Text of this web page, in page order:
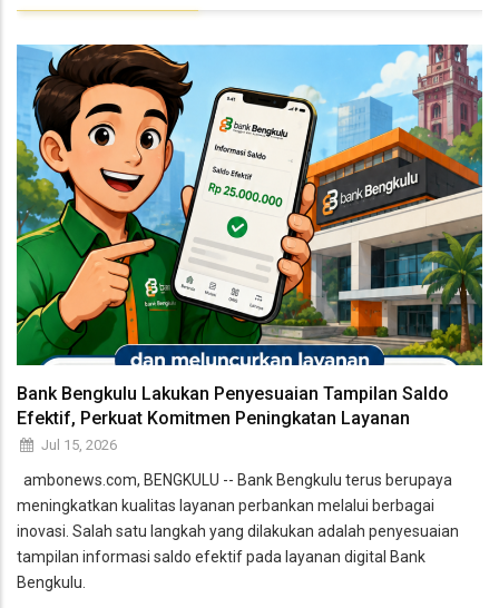
Bank Bengkulu Lakukan Penyesuaian Tampilan Saldo
Efektif, Perkuat Komitmen Peningkatan Layanan
Jul 15, 2026
ambonews.com, BENGKULU -- Bank Bengkulu terus berupaya
meningkatkan kualitas layanan perbankan melalui berbagai
inovasi. Salah satu langkah yang dilakukan adalah penyesuaian
tampilan informasi saldo efektif pada layanan digital Bank
Bengkulu.